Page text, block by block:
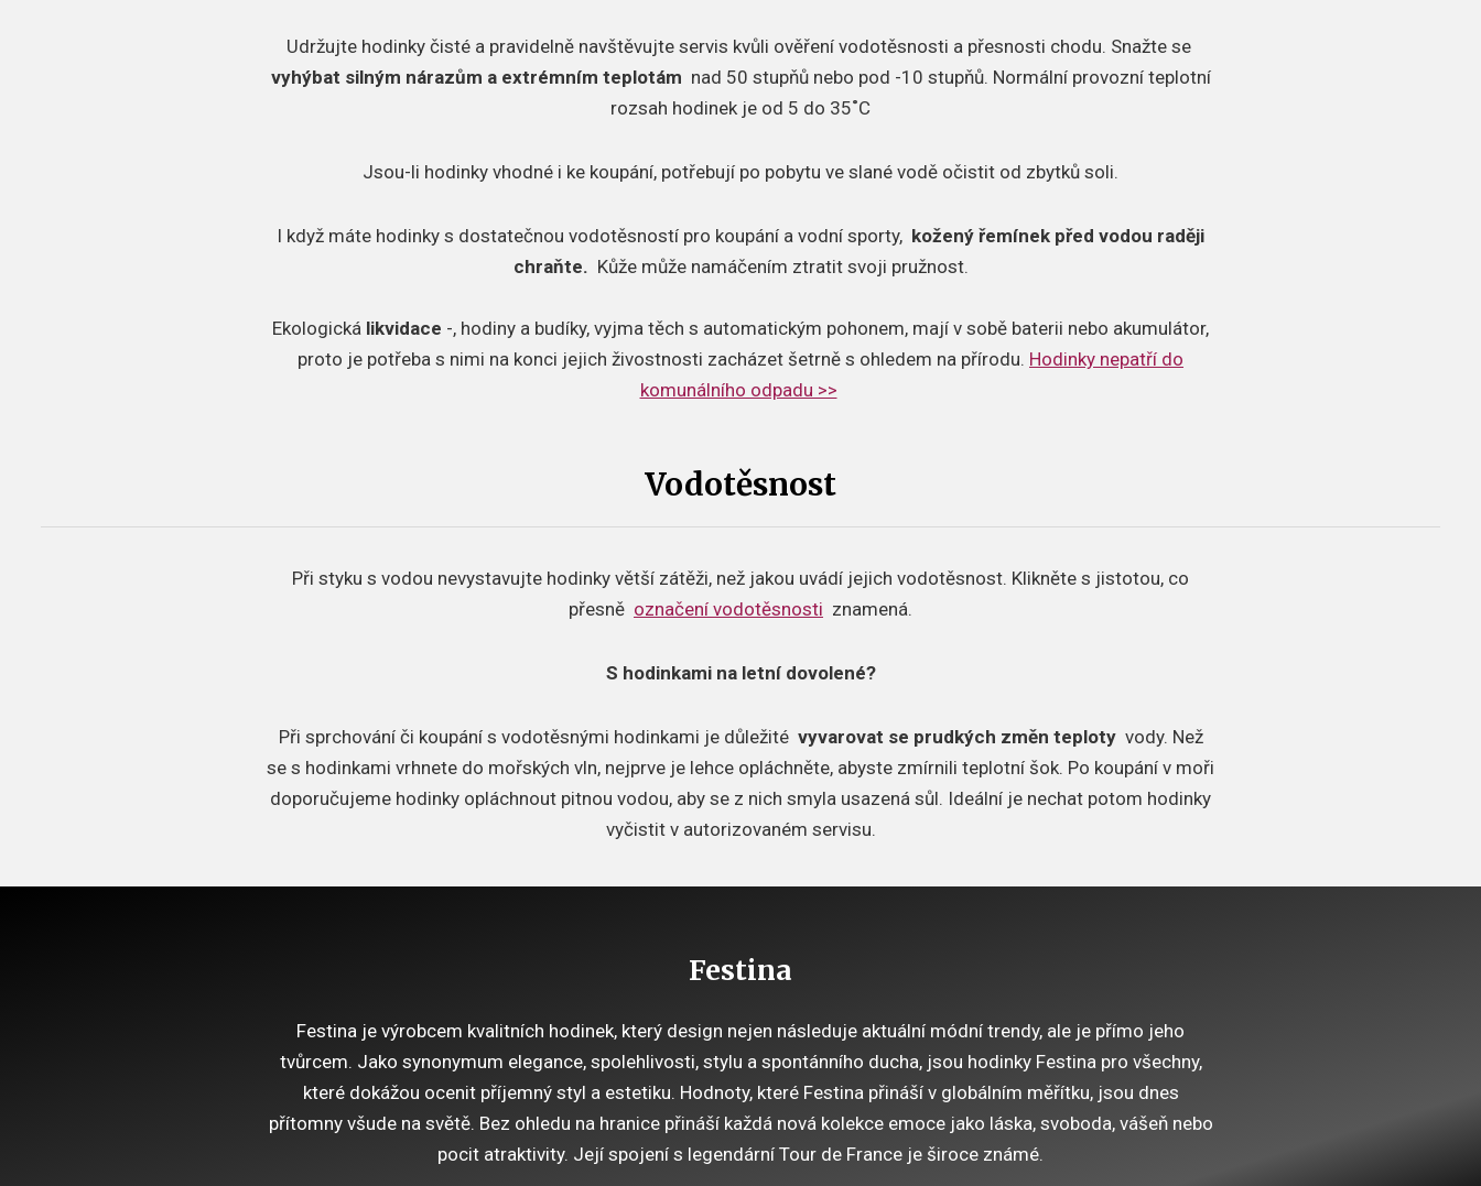
Udržujte hodinky čisté a pravidelně navštěvujte servis kvůli ověření vodotěsnosti a přesnosti chodu. Snažte se
vyhýbat silným nárazům a extrémním teplotám nad 50 stupňů nebo pod -10 stupňů. Normální provozní teplotní
rozsah hodinek je od 5 do 35˚C
Jsou-li hodinky vhodné i ke koupání, potřebují po pobytu ve slané vodě očistit od zbytků soli.
I když máte hodinky s dostatečnou vodotěsností pro koupání a vodní sporty, kožený řemínek před vodou raději
chraňte. Kůže může namáčením ztratit svoji pružnost.
​Ekologická likvidace -, hodiny a budíky, vyjma těch s automatickým pohonem, mají v sobě baterii nebo akumulátor,
proto je potřeba s nimi na konci jejich živostnosti zacházet šetrně s ohledem na přírodu. Hodinky nepatří do
komunálního odpadu >>
Vodotěsnost
Při styku s vodou nevystavujte hodinky větší zátěži, než jakou uvádí jejich vodotěsnost. Klikněte s jistotou, co
přesně označení vodotěsnosti znamená.
S hodinkami na letní dovolené?
Při sprchování či koupání s vodotěsnými hodinkami je důležité vyvarovat se prudkých změn teploty vody. Než
se s hodinkami vrhnete do mořských vln, nejprve je lehce opláchněte, abyste zmírnili teplotní šok. Po koupání v moři
doporučujeme hodinky opláchnout pitnou vodou, aby se z nich smyla usazená sůl. Ideální je nechat potom hodinky
vyčistit v autorizovaném servisu.
Festina
Festina je výrobcem kvalitních hodinek, který design nejen následuje aktuální módní trendy, ale je přímo jeho
tvůrcem. Jako synonymum elegance, spolehlivosti, stylu a spontánního ducha, jsou hodinky Festina pro všechny,
které dokážou ocenit příjemný styl a estetiku. Hodnoty, které Festina přináší v globálním měřítku, jsou dnes
přítomny všude na světě. Bez ohledu na hranice přináší každá nová kolekce emoce jako láska, svoboda, vášeň nebo
pocit atraktivity. Její spojení s legendární Tour de France je široce známé.